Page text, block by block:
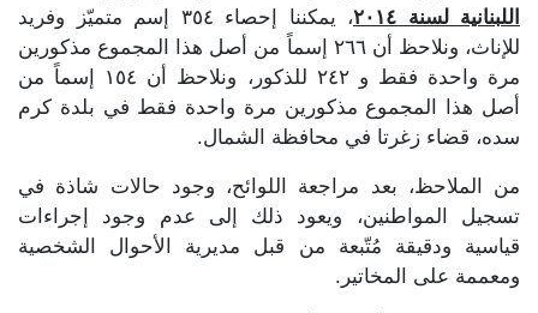
اللبنانية لسنة ٢٠١٤
، يمكننا إحصاء ٣٥٤ إسم متميّز وفريد
للإناث، ونلاحظ أن ٢٦٦ إسماً من أصل هذا المجموع مذكورين
مرة واحدة فقط و ٢٤٢ للذكور، ونلاحظ أن ١٥٤ إسماً من
أصل هذا المجموع مذكورين مرة واحدة فقط في بلدة كرم
سده، قضاء زغرتا في محافظة الشمال.
من الملاحظ، بعد مراجعة اللوائح، وجود حالات شاذة في
تسجيل المواطنين، ويعود ذلك إلى عدم وجود إجراءات
قياسية ودقيقة مُتّبعة من قبل مديرية الأحوال الشخصية
ومعممة على المخاتير.